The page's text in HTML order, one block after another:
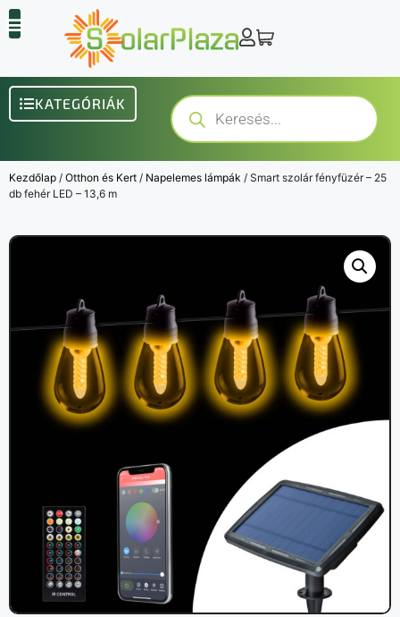
KATEGÓRIÁK
Kezdőlap / Otthon és Kert / Napelemes lámpák / Smart szolár fényfüzér – 25
db fehér LED – 13,6 m